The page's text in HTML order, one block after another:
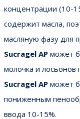
концентрации (10-
содержит масла,
масляную фазу для
Sucragel AP может
молочка и
Sucragel AP может
пониженным
ввода 10-15%.